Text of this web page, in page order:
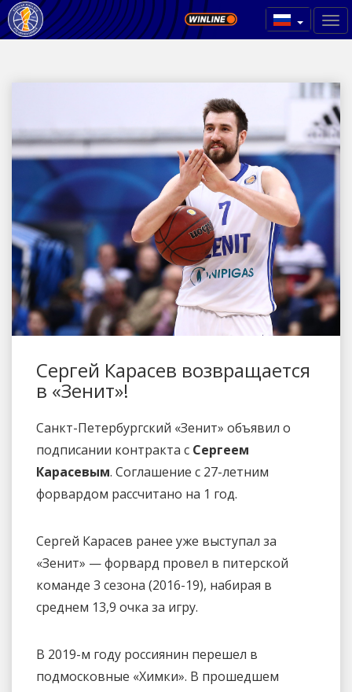
Сергей Карасев возвращается
в «Зенит»!
Санкт-Петербургский «Зенит» объявил о
подписании контракта с Сергеем
Карасевым. Соглашение с 27-летним
форвардом рассчитано на 1 год.
Сергей Карасев ранее уже выступал за
«Зенит» — форвард провел в питерской
команде 3 сезона (2016-19), набирая в
среднем 13,9 очка за игру.
В 2019-м году россиянин перешел в
подмосковные «Химки». В прошедшем